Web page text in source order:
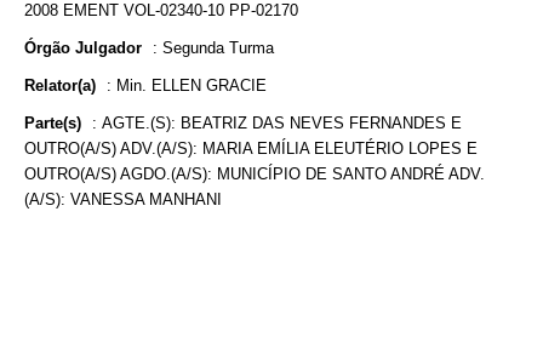
2008 EMENT VOL-02340-10 PP-02170
Órgão Julgador : Segunda Turma
Relator(a) : Min. ELLEN GRACIE
Parte(s) : AGTE.(S): BEATRIZ DAS NEVES FERNANDES E
OUTRO(A/S) ADV.(A/S): MARIA EMÍLIA ELEUTÉRIO LOPES E
OUTRO(A/S) AGDO.(A/S): MUNICÍPIO DE SANTO ANDRÉ ADV.
(A/S): VANESSA MANHANI